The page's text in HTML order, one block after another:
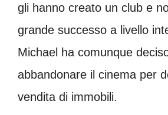
gli hanno creato un club e
grande successo a livello
Michael ha comunque
abbandonare il cinema per
vendita di immobili.